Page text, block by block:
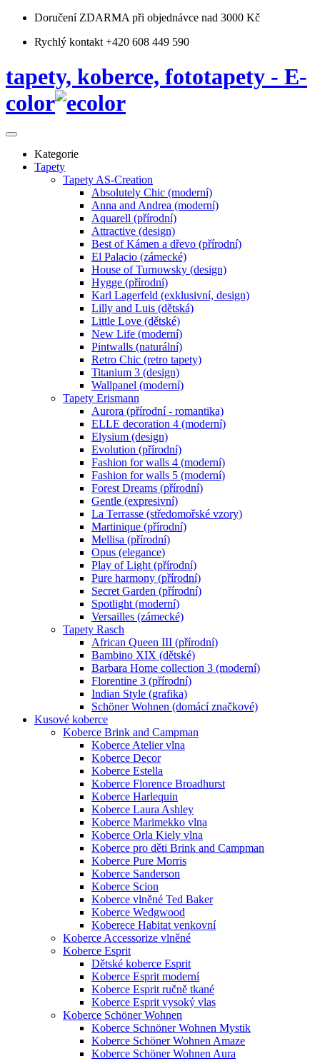
Doručení ZDARMA při objednávce nad 3000 Kč
Rychlý kontakt +420 608 449 590
tapety, koberce, fototapety - E-
color
Kategorie
Tapety
Tapety AS-Creation
Absolutely Chic (moderní)
Anna and Andrea (moderní)
Aquarell (přírodní)
Attractive (design)
Best of Kámen a dřevo (přírodní)
El Palacio (zámecké)
House of Turnowsky (design)
Hygge (přírodní)
Karl Lagerfeld (exklusivní, design)
Lilly and Luis (dětská)
Little Love (dětské)
New Life (moderní)
Pintwalls (naturální)
Retro Chic (retro tapety)
Titanium 3 (design)
Wallpanel (moderní)
Tapety Erismann
Aurora (přírodní - romantika)
ELLE decoration 4 (moderní)
Elysium (design)
Evolution (přírodní)
Fashion for walls 4 (moderní)
Fashion for walls 5 (moderní)
Forest Dreams (přírodní)
Gentle (expresivní)
La Terrasse (středomořské vzory)
Martinique (přírodní)
Mellisa (přírodní)
Opus (elegance)
Play of Light (přírodní)
Pure harmony (přírodní)
Secret Garden (přírodní)
Spotlight (moderní)
Versailles (zámecké)
Tapety Rasch
African Queen III (přírodní)
Bambino XIX (dětské)
Barbara Home collection 3 (moderní)
Florentine 3 (přírodní)
Indian Style (grafika)
Schöner Wohnen (domácí značkové)
Kusové koberce
Koberce Brink and Campman
Koberce Atelier vlna
Koberce Decor
Koberce Estella
Koberce Florence Broadhurst
Koberce Harlequin
Koberce Laura Ashley
Koberce Marimekko vlna
Koberce Orla Kiely vlna
Koberce pro děti Brink and Campman
Koberce Pure Morris
Koberce Sanderson
Koberce Scion
Koberce vlněné Ted Baker
Koberce Wedgwood
Koberece Habitat venkovní
Koberce Accessorize vlněné
Koberce Esprit
Dětské koberce Esprit
Koberce Esprit moderní
Koberce Esprit ručně tkané
Koberce Esprit vysoký vlas
Koberce Schöner Wohnen
Koberce Schnöner Wohnen Mystik
Koberce Schöner Wohnen Amaze
Koberce Schöner Wohnen Aura